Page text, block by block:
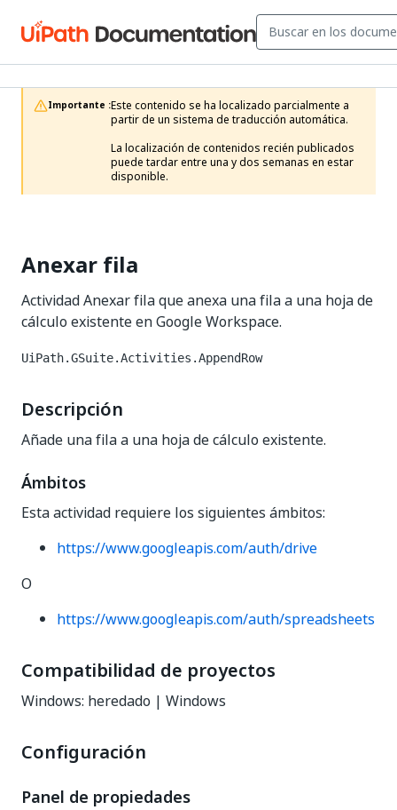
Importante :Este contenido se ha localizado parcialmente a
partir de un sistema de traducción automática.
La localización de contenidos recién publicados
puede tardar entre una y dos semanas en estar
disponible.
Anexar fila
Actividad Anexar fila que anexa una fila a una hoja de
cálculo existente en Google Workspace.
UiPath.GSuite.Activities.AppendRow
Descripción
Añade una fila a una hoja de cálculo existente.
Ámbitos
Esta actividad requiere los siguientes ámbitos:
https://www.googleapis.com/auth/drive
O
https://www.googleapis.com/auth/spreadsheets
Compatibilidad de proyectos
Windows: heredado | Windows
Configuración
Panel de propiedades